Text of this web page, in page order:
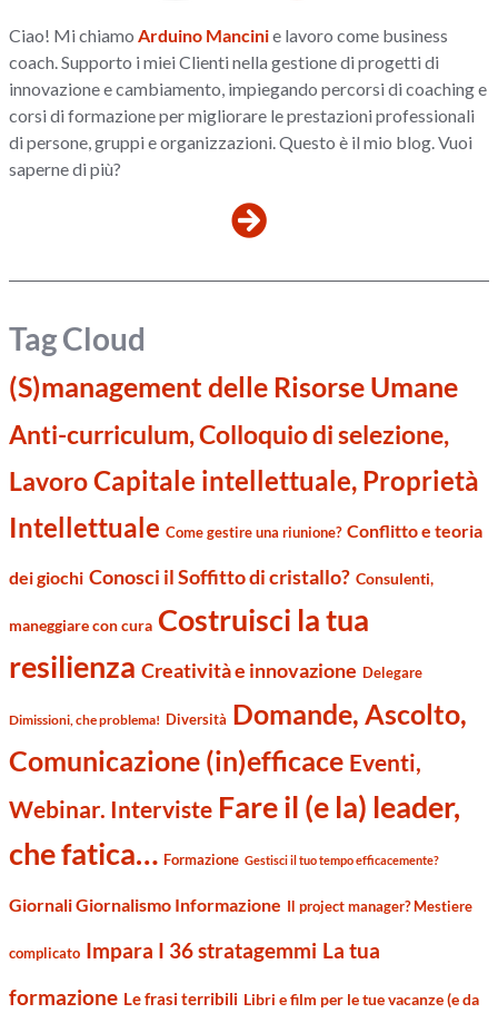
Ciao! Mi chiamoArduino Mancinie lavoro come business
coach. Supporto i miei Clienti nella gestione di progetti di
innovazione e cambiamento, impiegando percorsi di coaching e
corsi di formazione per migliorare le prestazioni professionali
di persone, gruppi e organizzazioni. Questo è il mio blog. Vuoi
saperne di più?
Tag Cloud
(S)management delle Risorse Umane
Anti-curriculum, Colloquio di selezione,
LavoroCapitale intellettuale, Proprietà
Intellettuale Come gestire una riunione? Conflitto e teoria
dei giochi Conosci il Soffitto di cristallo? Consulenti,
maneggiare con cura Costruisci la tua
resilienza Creatività e innovazione Delegare
Dimissioni, che problema! Diversità Domande, Ascolto,
Comunicazione (in)efficace Eventi,
Webinar. Interviste Fare il (e la) leader,
che fatica… Formazione Gestisci il tuo tempo efficacemente?
Giornali Giornalismo Informazione Il project manager? Mestiere
complicato Impara I 36 stratagemmi La tua
formazione Le frasi terribili Libri e film per le tue vacanze (e da